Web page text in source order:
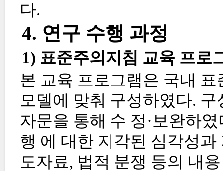
다.
4. 연구 수행 과정
1) 표준주의지침 교육 프로
본 교육 프로그램은 국내
모델에 맞춰 구성하였다.
자문을 통해 수 정·보완하
행 에 대한 지각된 심각성
도자료, 법적 분쟁 등의 내